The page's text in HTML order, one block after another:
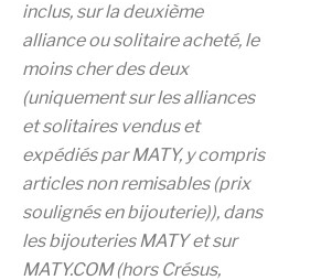
inclus, sur la deuxième
alliance ou solitaire acheté, le
moins cher des deux
(uniquement sur les alliances
et solitaires vendus et
expédiés par MATY, y compris
articles non remisables (prix
soulignés en bijouterie)), dans
les bijouteries MATY et sur
MATY.COM (hors Crésus,